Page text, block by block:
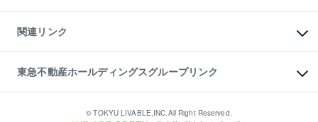
東急こすもす会「こすもすWeb」
金融商品取引について
東急リバブル ソーシャルメディアポリシー
ご意見・お問い合わせ（金融商品取引専用の相談・お問い合わせ窓口）
ダイレクトメール（郵送物）・Eメールなどの送付停止について
関連リンク
これからご結婚される方に東急百貨店のブライダルクラブ
人材サービスのご用命は 東急リバブルスタッフ株式会社まで
東北の逸品を贈ります 東北すぐれものセレクション
東急不動産ホールディングスグループリンク
東急コミュニティー© TOKYU LIVABLE,INC.All Right Reserved.